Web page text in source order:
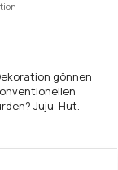
gönnen
Juju-Hut